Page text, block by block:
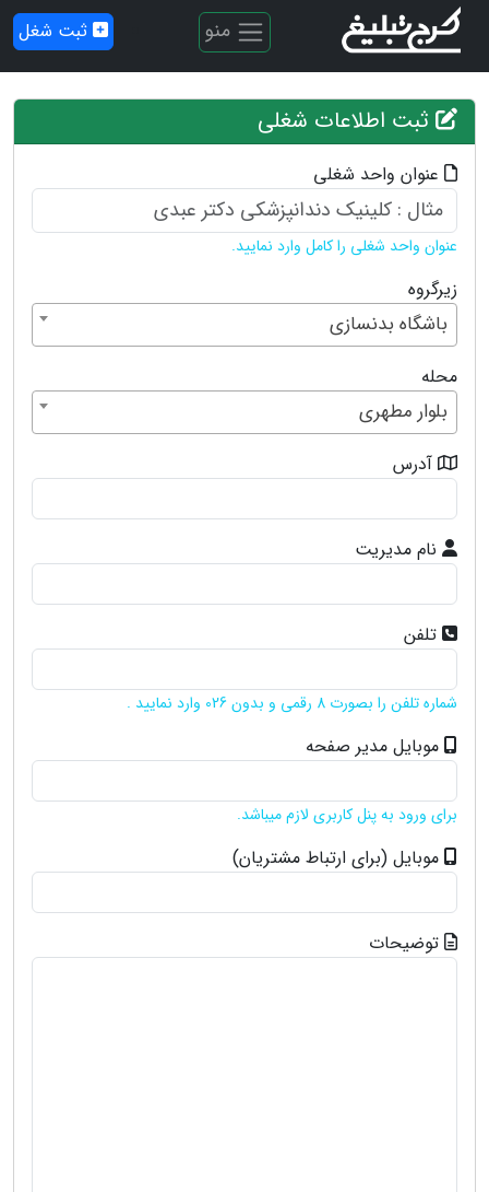
منو ثبت شغل
ثبت اطلاعات شغلی
عنوان واحد شغلی
عنوان واحد شغلی را کامل وارد نمایید.
زیرگروه
باشگاه بدنسازی
محله
بلوار مطهری
آدرس
نام مدیریت
تلفن
شماره تلفن را بصورت 8 رقمی و بدون 026 وارد نمایید .
موبایل مدیر صفحه
برای ورود به پنل کاربری لازم میباشد.
موبایل (برای ارتباط مشتریان)
توضیحات